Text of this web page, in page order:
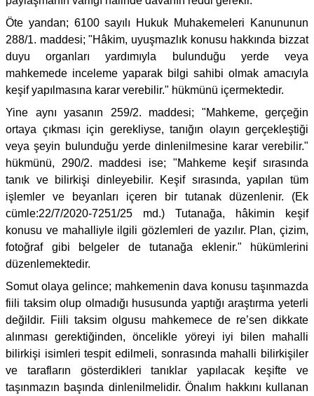
Öte yandan; 6100 sayılı Hukuk Muhakemeleri Kanununun
288/1. maddesi; "Hâkim, uyuşmazlık konusu hakkında bizzat
duyu organları yardımıyla bulunduğu yerde veya
mahkemede inceleme yaparak bilgi sahibi olmak amacıyla
keşif yapılmasına karar verebilir." hükmünü içermektedir.
Yine aynı yasanın 259/2. maddesi; "Mahkeme, gerçeğin
ortaya çıkması için gerekliyse, tanığın olayın gerçekleştiği
veya şeyin bulunduğu yerde dinlenilmesine karar verebilir."
hükmünü, 290/2. maddesi ise; "Mahkeme keşif sırasında
tanık ve bilirkişi dinleyebilir. Keşif sırasında, yapılan tüm
işlemler ve beyanları içeren bir tutanak düzenlenir. (Ek
cümle:22/7/2020-7251/25 md.) Tutanağa, hâkimin keşif
konusu ve mahalliyle ilgili gözlemleri de yazılır. Plan, çizim,
fotoğraf gibi belgeler de tutanağa eklenir." hükümlerini
düzenlemektedir.
Somut olaya gelince; mahkemenin dava konusu taşınmazda
fiili taksim olup olmadığı hususunda yaptığı araştırma yeterli
değildir. Fiili taksim olgusu mahkemece de re’sen dikkate
alınması gerektiğinden, öncelikle yöreyi iyi bilen mahalli
bilirkişi isimleri tespit edilmeli, sonrasında mahalli bilirkişiler
ve tarafların gösterdikleri tanıklar yapılacak keşifte ve
taşınmazın başında dinlenilmelidir. Önalım hakkını kullanan